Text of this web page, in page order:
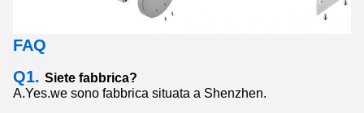
FAQ
Q1. Siete fabbrica?
A.Yes.we sono fabbrica situata a Shenzhen.